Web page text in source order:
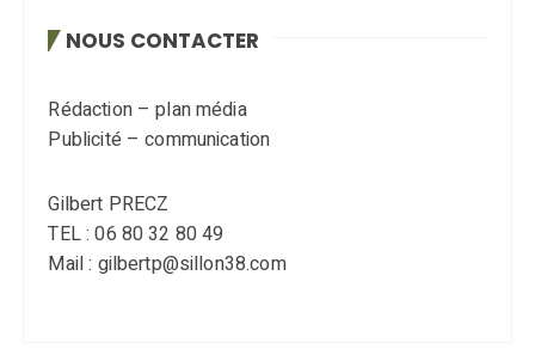
NOUS CONTACTER
Rédaction – plan média
Publicité – communication
Gilbert PRECZ
TEL : 06 80 32 80 49
Mail : gilbertp@sillon38.com